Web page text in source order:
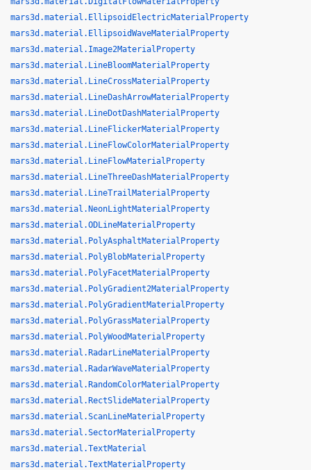
mars3d.material.EllipsoidElectricMaterialProperty
mars3d.material.EllipsoidWaveMaterialProperty
mars3d.material.Image2MaterialProperty
mars3d.material.LineBloomMaterialProperty
mars3d.material.LineCrossMaterialProperty
mars3d.material.LineDashArrowMaterialProperty
mars3d.material.LineDotDashMaterialProperty
mars3d.material.LineFlickerMaterialProperty
mars3d.material.LineFlowColorMaterialProperty
mars3d.material.LineFlowMaterialProperty
mars3d.material.LineThreeDashMaterialProperty
mars3d.material.LineTrailMaterialProperty
mars3d.material.NeonLightMaterialProperty
mars3d.material.ODLineMaterialProperty
mars3d.material.PolyAsphaltMaterialProperty
mars3d.material.PolyBlobMaterialProperty
mars3d.material.PolyFacetMaterialProperty
mars3d.material.PolyGradient2MaterialProperty
mars3d.material.PolyGradientMaterialProperty
mars3d.material.PolyGrassMaterialProperty
mars3d.material.PolyWoodMaterialProperty
mars3d.material.RadarLineMaterialProperty
mars3d.material.RadarWaveMaterialProperty
mars3d.material.RandomColorMaterialProperty
mars3d.material.RectSlideMaterialProperty
mars3d.material.ScanLineMaterialProperty
mars3d.material.SectorMaterialProperty
mars3d.material.TextMaterial
mars3d.material.TextMaterialProperty